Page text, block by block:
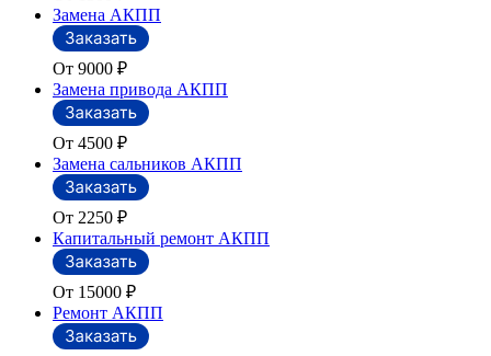
Замена АКПП
От 9000 ₽
Замена привода АКПП
От 4500 ₽
Замена сальников АКПП
От 2250 ₽
Капитальный ремонт АКПП
От 15000 ₽
Ремонт АКПП